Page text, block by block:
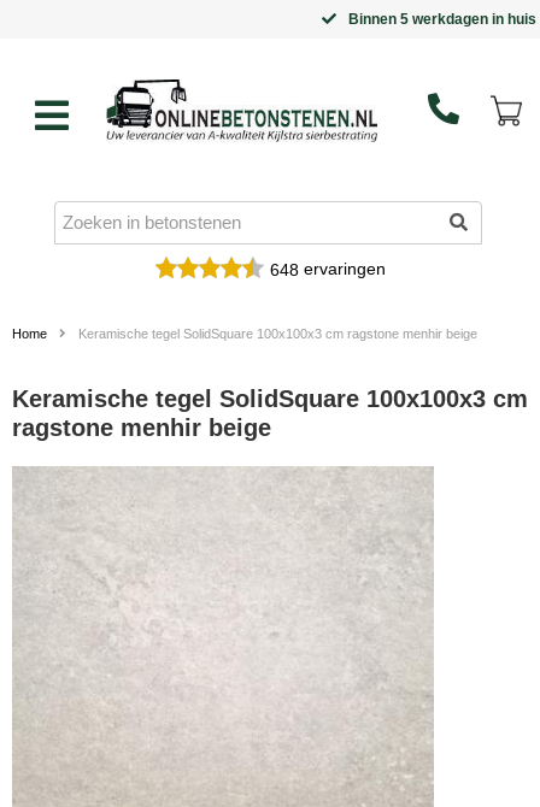
Binnen 5 werkdagen in huis
648ervaringen
Home Keramische tegel SolidSquare 100x100x3 cm ragstone menhir beige
Keramische tegel SolidSquare 100x100x3 cm
ragstone menhir beige